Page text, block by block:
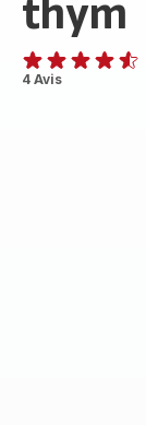
thym
ratings.4.5
4 Avis